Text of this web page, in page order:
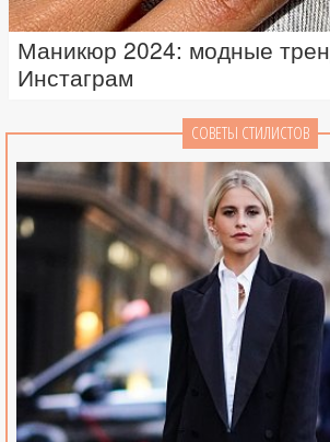
Маникюр 2024: модные
Инстаграм
СОВЕТЫ СТИЛИСТОВ